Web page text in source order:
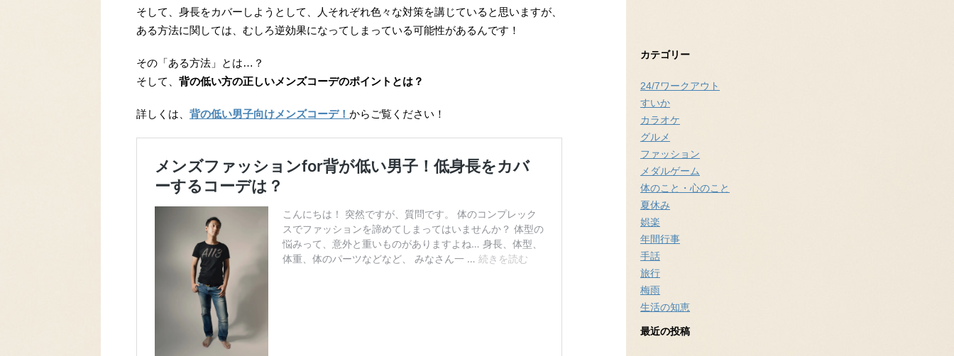
そして、身長をカバーしようとして、人それぞれ色々な対策を講じていると思いますが、
ある方法に関しては、むしろ逆効果になってしまっている可能性があるんです！
その「ある方法」とは…？
そして、 背の低い方の正しいメンズコーデのポイントとは？
詳しくは、 背の低い男子向けメンズコーデ！ からご覧ください！
カテゴリー
24/7ワークアウト
すいか
カラオケ
グルメ
ファッション
メダルゲーム
体のこと・心のこと
夏休み
娯楽
年間行事
手話
旅行
梅雨
生活の知恵
最近の投稿